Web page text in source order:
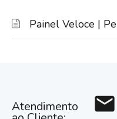
Painel Veloce |
Atendimento mail